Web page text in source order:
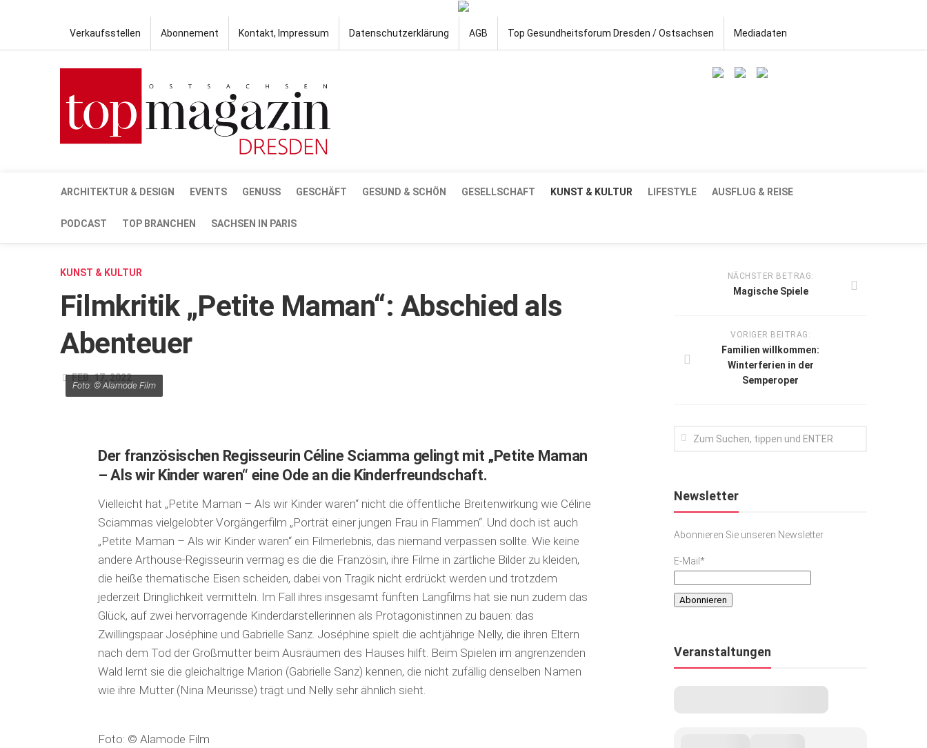
Verkaufsstellen Abonnement Kontakt, Impressum Datenschutzerklärung AGB Top Gesundheitsforum Dresden / Ostsachsen Mediadaten
ARCHITEKTUR & DESIGN EVENTS GENUSS GESCHÄFT GESUND & SCHÖN GESELLSCHAFT KUNST & KULTUR LIFESTYLE AUSFLUG & REISE
PODCAST TOP BRANCHEN SACHSEN IN PARIS
KUNST & KULTUR
Filmkritik „Petite Maman“: Abschied als
Abenteuer
FEB. 17, 2022
Foto: © Alamode Film
Der französischen Regisseurin Céline Sciamma gelingt mit „Petite Maman
– Als wir Kinder waren“ eine Ode an die Kinderfreundschaft.
Vielleicht hat „Petite Maman – Als wir Kinder waren“ nicht die öffentliche Breitenwirkung wie Céline
Sciammas vielgelobter Vorgängerfilm „Porträt einer jungen Frau in Flammen“. Und doch ist auch
„Petite Maman – Als wir Kinder waren“ ein Filmerlebnis, das niemand verpassen sollte. Wie keine
andere Arthouse-Regisseurin vermag es die die Französin, ihre Filme in zärtliche Bilder zu kleiden,
die heiße thematische Eisen scheiden, dabei von Tragik nicht erdrückt werden und trotzdem
jederzeit Dringlichkeit vermitteln. Im Fall ihres insgesamt fünften Langfilms hat sie nun zudem das
Glück, auf zwei hervorragende Kinderdarstellerinnen als Protagonistinnen zu bauen: das
Zwillingspaar Joséphine und Gabrielle Sanz. Joséphine spielt die achtjährige Nelly, die ihren Eltern
nach dem Tod der Großmutter beim Ausräumen des Hauses hilft. Beim Spielen im angrenzenden
Wald lernt sie die gleichaltrige Marion (Gabrielle Sanz) kennen, die nicht zufällig denselben Namen
wie ihre Mutter (Nina Meurisse) trägt und Nelly sehr ähnlich sieht.
Foto: © Alamode Film
NÄCHSTER BETRAG:
Magische Spiele
VORIGER BEITRAG:
Familien willkommen:
Winterferien in der
Semperoper
Newsletter
Abonnieren Sie unseren Newsletter
E-Mail*
Veranstaltungen